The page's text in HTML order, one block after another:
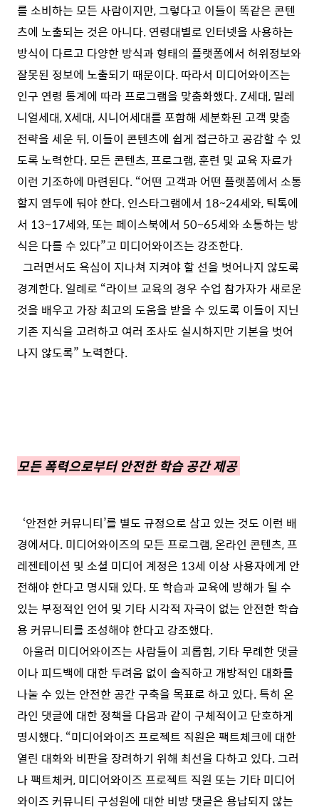
를 소비하는 모든 사람이지만, 그렇다고 이들이 똑같은 콘텐
츠에 노출되는 것은 아니다. 연령대별로 인터넷을 사용하는
방식이 다르고 다양한 방식과 형태의 플랫폼에서 허위정보와
잘못된 정보에 노출되기 때문이다. 따라서 미디어와이즈는
인구 연령 통계에 따라 프로그램을 맞춤화했다. Z세대, 밀레
니얼세대, X세대, 시니어세대를 포함해 세분화된 고객 맞춤
전략을 세운 뒤, 이들이 콘텐츠에 쉽게 접근하고 공감할 수 있
도록 노력한다. 모든 콘텐츠, 프로그램, 훈련 및 교육 자료가
이런 기조하에 마련된다. “어떤 고객과 어떤 플랫폼에서 소통
할지 염두에 둬야 한다. 인스타그램에서 18~24세와, 틱톡에
서 13~17세와, 또는 페이스북에서 50~65세와 소통하는 방
식은 다를 수 있다”고 미디어와이즈는 강조한다.
그러면서도 욕심이 지나쳐 지켜야 할 선을 벗어나지 않도록
경계한다. 일례로 “라이브 교육의 경우 수업 참가자가 새로운
것을 배우고 가장 최고의 도움을 받을 수 있도록 이들이 지닌
기존 지식을 고려하고 여러 조사도 실시하지만 기본을 벗어
나지 않도록” 노력한다.
모든 폭력으로부터 안전한 학습 공간 제공
‘안전한 커뮤니티’를 별도 규정으로 삼고 있는 것도 이런 배
경에서다. 미디어와이즈의 모든 프로그램, 온라인 콘텐츠, 프
레젠테이션 및 소셜 미디어 계정은 13세 이상 사용자에게 안
전해야 한다고 명시돼 있다. 또 학습과 교육에 방해가 될 수
있는 부정적인 언어 및 기타 시각적 자극이 없는 안전한 학습
용 커뮤니티를 조성해야 한다고 강조했다.
아울러 미디어와이즈는 사람들이 괴롭힘, 기타 무례한 댓글
이나 피드백에 대한 두려움 없이 솔직하고 개방적인 대화를
나눌 수 있는 안전한 공간 구축을 목표로 하고 있다. 특히 온
라인 댓글에 대한 정책을 다음과 같이 구체적이고 단호하게
명시했다. ​“미디어와이즈 프로젝트 직원은 팩트체크에 대한
열린 대화와 비판을 장려하기 위해 최선을 다하고 있다. 그러
나 팩트체커, 미디어와이즈 프로젝트 직원 또는 기타 미디어
와이즈 커뮤니티 구성원에 대한 비방 댓글은 용납되지 않는